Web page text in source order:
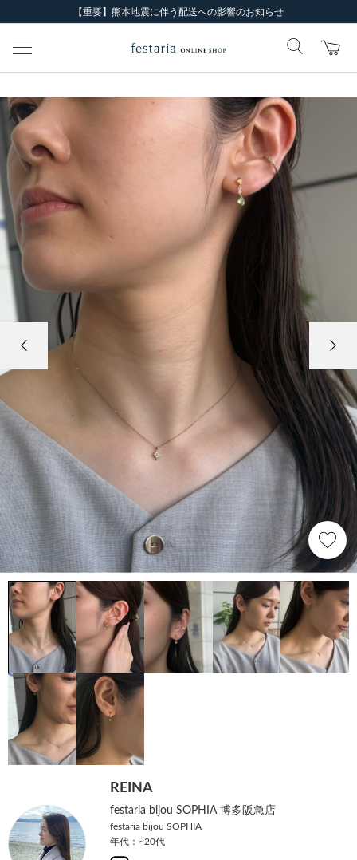
【重要】熊本地震に伴う配送への影響のお知らせ
REINA
festaria bijou SOPHIA 博多阪急店
festaria bijou SOPHIA
年代：~20代